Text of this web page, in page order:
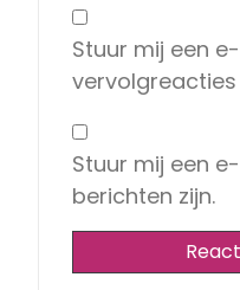
Stuur mij een
vervolgreacties
Stuur mij een
berichten zijn.